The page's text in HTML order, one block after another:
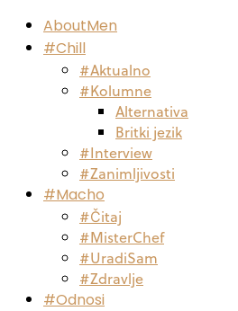
AboutMen
#Chill
#Aktualno
#Kolumne
Alternativa
Britki jezik
#Interview
#Zanimljivosti
#Macho
#Čitaj
#MisterChef
#UradiSam
#Zdravlje
#Odnosi